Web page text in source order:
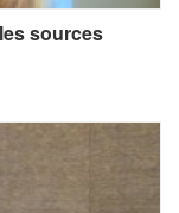
sources